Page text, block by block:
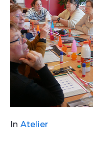
In Atelier